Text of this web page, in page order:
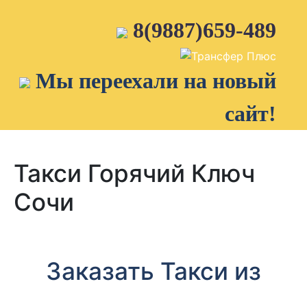
8(9887)659-489
Мы переехали на новый
сайт!
Такси Горячий Ключ
Сочи
Заказать Такси из